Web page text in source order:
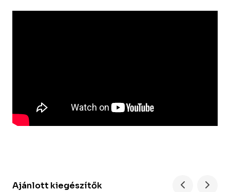
Ajánlott kiegészítők